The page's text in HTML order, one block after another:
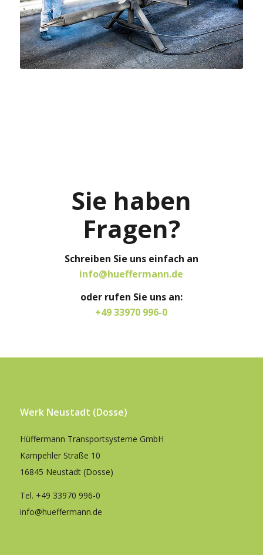
Sie haben
Fragen?
Schreiben Sie uns einfach an
info@hueffermann.de
oder rufen Sie uns an:
+49 33970 996-0
Werk Neustadt (Dosse)
Hüffermann Transportsysteme GmbH
Kampehler Straße 10
16845 Neustadt (Dosse)
Tel. +49 33970 996-0
info@hueffermann.de